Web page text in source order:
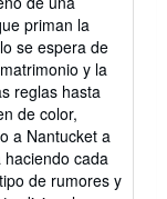
priman la
se espera de
y la
reglas hasta
de color,
a Nantucket a
cada
de rumores y